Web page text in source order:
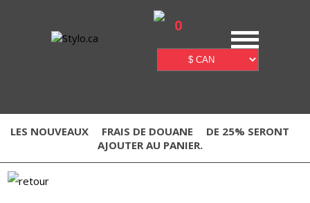
0
LES NOUVEAUX FRAIS DE DOUANE
DE 25% SERONT
AJOUTER AU PANIER.